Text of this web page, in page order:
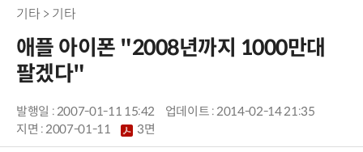
기타 > 기타
애플 아이폰 "2008년까지 1000만대
팔겠다"
발행일 : 2007-01-11 15:42
업데이트 : 2014-02-14 21:35
지면 :2007-01-11 3면